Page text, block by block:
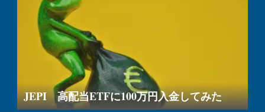
JEPI 高配当ETFに100万円入金してみた